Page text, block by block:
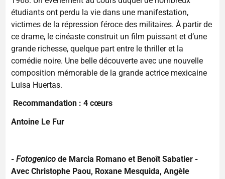
étudiants ont perdu la vie dans une manifestation,
victimes de la répression féroce des militaires. À partir de
ce drame, le cinéaste construit un film puissant et d’une
grande richesse, quelque part entre le thriller et la
comédie noire. Une belle découverte avec une nouvelle
composition mémorable de la grande actrice mexicaine
Luisa Huertas.
Recommandation : 4 cœurs
Antoine Le Fur
- Fotogenico de Marcia Romano et Benoît Sabatier -
Avec Christophe Paou, Roxane Mesquida, Angèle